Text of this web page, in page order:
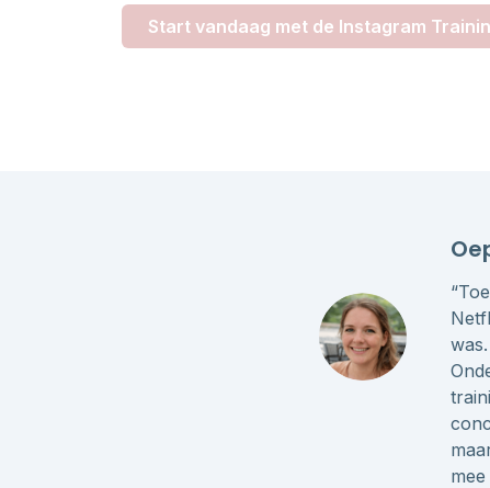
Start vandaag met de Instagram